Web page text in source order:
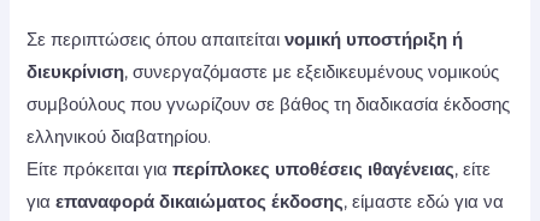
Σε περιπτώσεις όπου απαιτείταινομική υποστήριξη ή
διευκρίνιση, συνεργαζόμαστε με εξειδικευμένους νομικούς
συμβούλους που γνωρίζουν σε βάθος τη διαδικασία έκδοσης
ελληνικού διαβατηρίου.
Είτε πρόκειται γιαπερίπλοκες υποθέσεις ιθαγένειας, είτε
γιαεπαναφορά δικαιώματος έκδοσης, είμαστε εδώ για να